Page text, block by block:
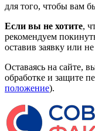
для того, чтобы вам
Если вы не хотите,
рекомендуем
оставив заявку или
Оставаясь на сайте,
обработке и защите
положение).